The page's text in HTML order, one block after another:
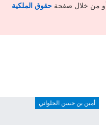
أو من خلال صفحةحقوق الملكية
أمين بن حسن الحلواني